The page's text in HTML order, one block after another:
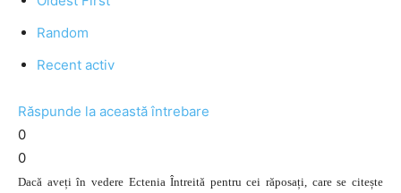
Random
Recent activ
Răspunde la această întrebare
0
0
Dacă aveți în vedere Ectenia Întreită pentru cei răposați, care se citește